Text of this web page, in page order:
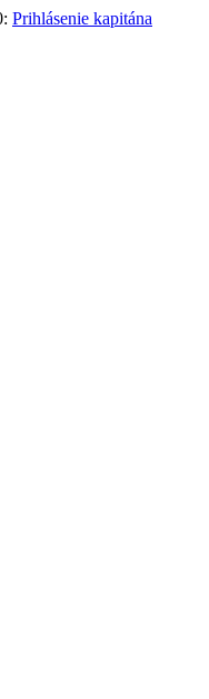
Prihlásenie kapitána